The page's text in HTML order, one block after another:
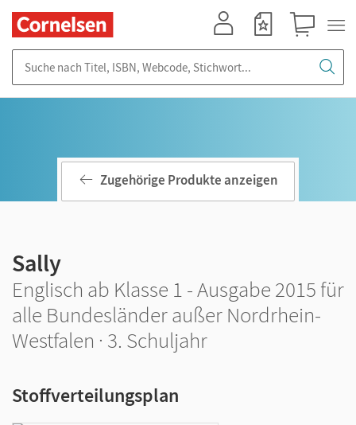
Zugehörige Produkte anzeigen
Sally
Englisch ab Klasse 1 - Ausgabe 2015 für
alle Bundesländer außer Nordrhein-
Westfalen · 3. Schuljahr
Stoffverteilungsplan